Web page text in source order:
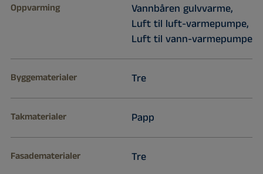
Oppvarming
Vannbåren gulvvarme,
Luft til luft-varmepumpe,
Luft til vann-varmepumpe
Byggematerialer Tre
Takmaterialer Papp
Fasadematerialer Tre